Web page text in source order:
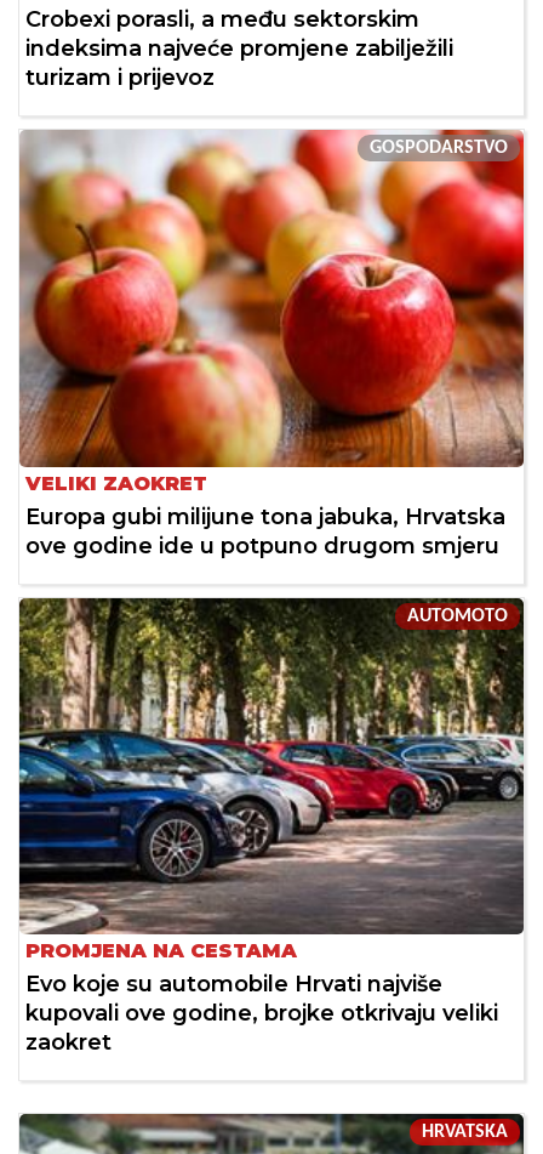
Crobexi porasli, a među sektorskim
indeksima najveće promjene zabilježili
turizam i prijevoz
GOSPODARSTVO
VELIKI ZAOKRET
Europa gubi milijune tona jabuka, Hrvatska
ove godine ide u potpuno drugom smjeru
AUTOMOTO
PROMJENA NA CESTAMA
Evo koje su automobile Hrvati najviše
kupovali ove godine, brojke otkrivaju veliki
zaokret
HRVATSKA